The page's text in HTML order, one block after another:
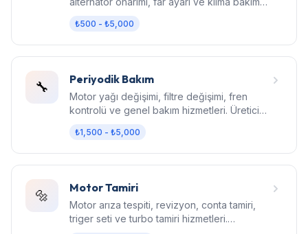
₺500 - ₺5,000
🔧 Periyodik Bakım
Motor yağı değişimi, filtre değişimi, fren
kontrolü ve genel bakım hizmetleri. Üretici
₺1,500 - ₺5,000
🔩 Motor Tamiri
Motor arıza tespiti, revizyon, conta tamiri,
triger seti ve turbo tamiri hizmetleri.